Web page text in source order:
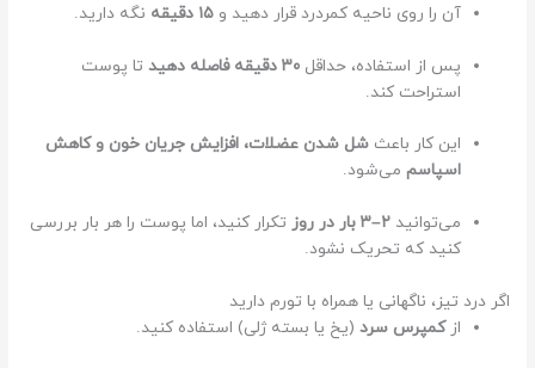
آن را روی ناحیه کمردرد قرار دهید و۱۵ دقیقه نگه دارید.
پس از استفاده، حداقل۳۰ دقیقه فاصله دهید
تا پوست
استراحت کند.
این کار باعثشل شدن عضلات، افزایش جریان خون و کاهش
اسپاسم می‌شود.
می‌توانید۲–۳ بار در روز
تکرار کنید، اما پوست را هر بار بررسی
کنید که تحریک نشود.
اگر درد تیز، ناگهانی یا همراه با تورم دارید
ازکمپرس سرد (یخ یا بسته ژلی) استفاده کنید.